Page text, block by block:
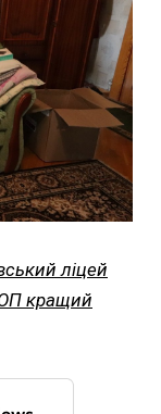
ліцей
кращий